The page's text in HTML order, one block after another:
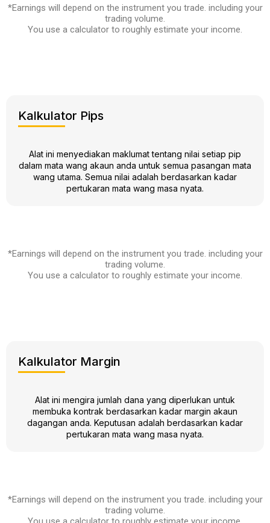
*Earnings will depend on the instrument you trade. including your
trading volume.
You use a calculator to roughly estimate your income.
Kalkulator Pips
Alat ini menyediakan maklumat tentang nilai setiap pip
dalam mata wang akaun anda untuk semua pasangan mata
wang utama. Semua nilai adalah berdasarkan kadar
pertukaran mata wang masa nyata.
*Earnings will depend on the instrument you trade. including your
trading volume.
You use a calculator to roughly estimate your income.
Kalkulator Margin
Alat ini mengira jumlah dana yang diperlukan untuk
membuka kontrak berdasarkan kadar margin akaun
dagangan anda. Keputusan adalah berdasarkan kadar
pertukaran mata wang masa nyata.
*Earnings will depend on the instrument you trade. including your
trading volume.